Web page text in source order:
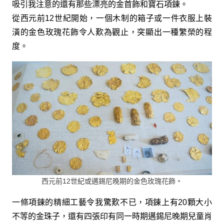
吸引我注意的還有那些漂亮的金首飾和寶石項鍊。
從西元前12世紀開始，一個木制的箱子或一件衣服上裝
潢的金色玫瑰花飾令人歎為觀止，突顯出一種繁榮的程
度。
西元前12世紀或邁錫尼晚期的金色玫瑰花飾。
一條項鍊的精細工藝令我驚歎不已，項鍊上有20顆大小
不等的金珠子，還有四張印有同一時期邁錫尼晚期兒童肖